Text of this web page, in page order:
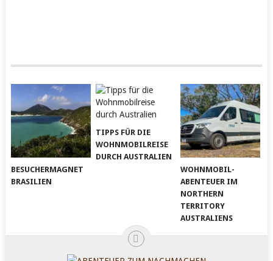
BESUCHERMAGNET
BRASILIEN
TIPPS FÜR DIE
WOHNMOBILREISE
DURCH AUSTRALIEN
WOHNMOBIL-
ABENTEUER IM
NORTHERN
TERRITORY
AUSTRALIENS